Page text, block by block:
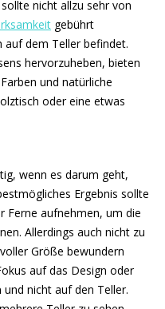
nicht allzu sehr von
gebührt
auf dem Teller befindet.
hervorzuheben, bieten
und natürliche
oder eine etwas
wenn es darum geht,
Ergebnis sollte
Ferne aufnehmen, um die
Allerdings auch nicht zu
Größe bewundern
auf das Design oder
nicht auf den Teller.